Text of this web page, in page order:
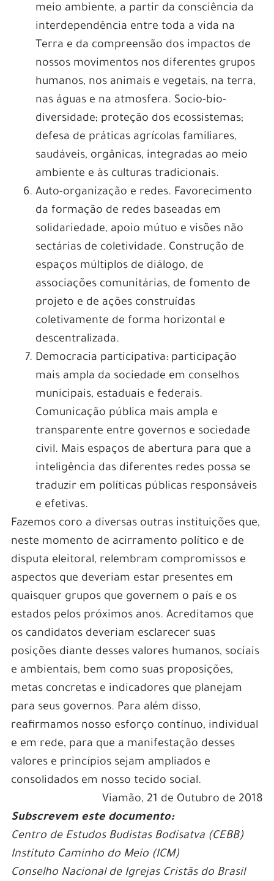
meio ambiente, a partir da consciência da
interdependência entre toda a vida na
Terra e da compreensão dos impactos de
nossos movimentos nos diferentes grupos
humanos, nos animais e vegetais, na terra,
nas águas e na atmosfera. Socio-bio-
diversidade; proteção dos ecossistemas;
defesa de práticas agrícolas familiares,
saudáveis, orgânicas, integradas ao meio
ambiente e às culturas tradicionais.
Auto-organização e redes. Favorecimento
da formação de redes baseadas em
solidariedade, apoio mútuo e visões não
sectárias de coletividade. Construção de
espaços múltiplos de diálogo, de
associações comunitárias, de fomento de
projeto e de ações construídas
coletivamente de forma horizontal e
descentralizada.
Democracia participativa: participação
mais ampla da sociedade em conselhos
municipais, estaduais e federais.
Comunicação pública mais ampla e
transparente entre governos e sociedade
civil. Mais espaços de abertura para que a
inteligência das diferentes redes possa se
traduzir em políticas públicas responsáveis
e efetivas.
Fazemos coro a diversas outras instituições que,
neste momento de acirramento político e de
disputa eleitoral, relembram compromissos e
aspectos que deveriam estar presentes em
quaisquer grupos que governem o país e os
estados pelos próximos anos. Acreditamos que
os candidatos deveriam esclarecer suas
posições diante desses valores humanos, sociais
e ambientais, bem como suas proposições,
metas concretas e indicadores que planejam
para seus governos. Para além disso,
reafirmamos nosso esforço contínuo, individual
e em rede, para que a manifestação desses
valores e princípios sejam ampliados e
consolidados em nosso tecido social.
Viamão, 21 de Outubro de 2018
Subscrevem este documento:
Centro de Estudos Budistas Bodisatva (CEBB)
Instituto Caminho do Meio (ICM)
Conselho Nacional de Igrejas Cristãs do Brasil